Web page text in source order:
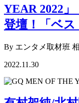
YEAR 2022
登壇！「ベス
By エンタメ取材班
2022.11.30